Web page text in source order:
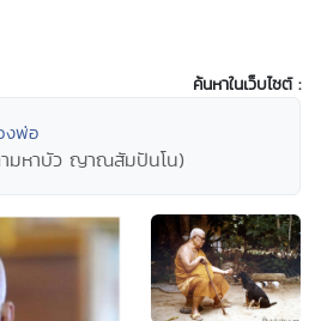
ค้นหาในเว็บไซต์ :
งพ่อ
มหาบัว ญาณสัมปันโน)